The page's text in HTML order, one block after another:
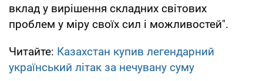
вклад у вирішення складних світових
проблем у міру своїх сил і можливостей".
Читайте: Казахстан купив легендарний
український літак за нечувану суму